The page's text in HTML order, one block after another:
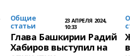
Общие
статьи
23 АПРЕЛЯ 2024,
10:33
Глава Башкирии Радий
Хабиров выступил на